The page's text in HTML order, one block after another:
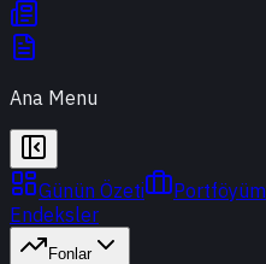
Ana Menu
Günün Özeti Portföyüm
Endeksler
Fonlar